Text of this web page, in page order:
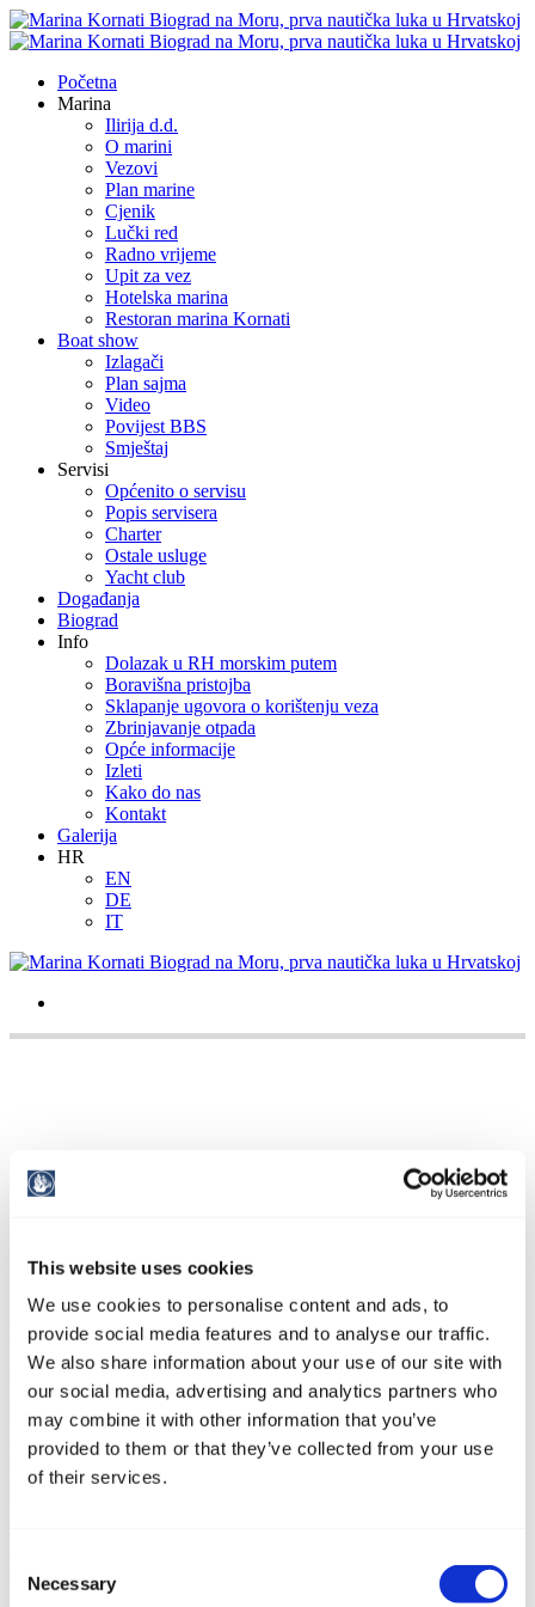
This website uses cookies
We use cookies to personalise content and ads, to
provide social media features and to analyse our traffic.
We also share information about your use of our site with
our social media, advertising and analytics partners who
may combine it with other information that you’ve
provided to them or that they’ve collected from your use
of their services.
Selection
Necessary
Početna
Marina
Ilirija d.d.
O marini
Vezovi
Plan marine
Cjenik
Lučki red
Radno vrijeme
Upit za vez
Hotelska marina
Restoran marina Kornati
Boat show
Izlagači
Plan sajma
Video
Povijest BBS
Smještaj
Servisi
Općenito o servisu
Popis servisera
Charter
Ostale usluge
Yacht club
Događanja
Biograd
Info
Dolazak u RH morskim putem
Boravišna pristojba
Sklapanje ugovora o korištenju veza
Zbrinjavanje otpada
Opće informacije
Izleti
Kako do nas
Kontakt
Galerija
HR
EN
DE
IT
Upit za vez
Početna / Marina / Upit za vez
Tranzitni vez
Ugovorni vez
Adresa *
Tel. / Fax **
E-mail *
Ime broda / registracija *
Dužina plovila *